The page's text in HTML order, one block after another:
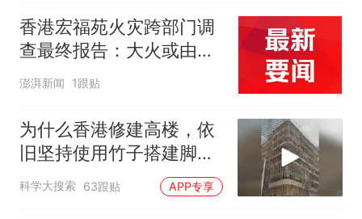
香港宏福苑火灾跨部门调
查最终报告：大火或由烟
头引起
澎湃新闻 1跟贴
为什么香港修建高楼，依
旧坚持使用竹子搭建脚手
架
科学大搜索 63跟贴 APP专享